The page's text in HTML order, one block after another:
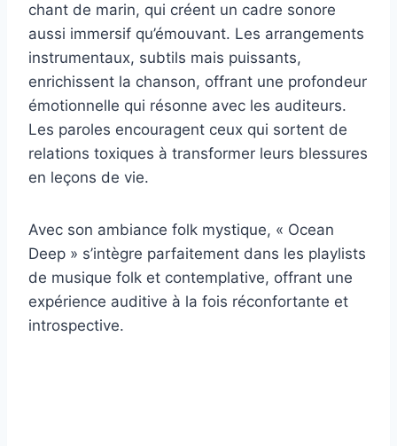
chant de marin, qui créent un cadre sonore
aussi immersif qu’émouvant. Les arrangements
instrumentaux, subtils mais puissants,
enrichissent la chanson, offrant une profondeur
émotionnelle qui résonne avec les auditeurs.
Les paroles encouragent ceux qui sortent de
relations toxiques à transformer leurs blessures
en leçons de vie.
Avec son ambiance folk mystique, « Ocean
Deep » s’intègre parfaitement dans les playlists
de musique folk et contemplative, offrant une
expérience auditive à la fois réconfortante et
introspective.